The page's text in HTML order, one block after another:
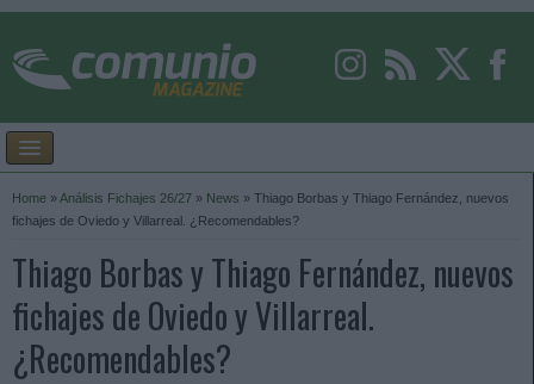
Home »Análisis Fichajes 26/27 » News » Thiago Borbas y Thiago Fernández, nuevos
fichajes de Oviedo y Villarreal. ¿Recomendables?
Thiago Borbas y Thiago Fernández, nuevos
fichajes de Oviedo y Villarreal.
¿Recomendables?